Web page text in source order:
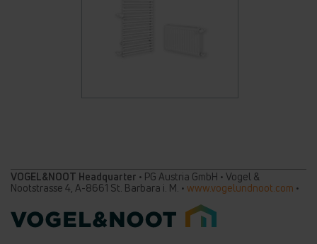
VOGEL&NOOT Headquarter • PG Austria GmbH • Vogel &
Nootstrasse 4, A-8661 St. Barbara i. M. • www.vogelundnoot.com •